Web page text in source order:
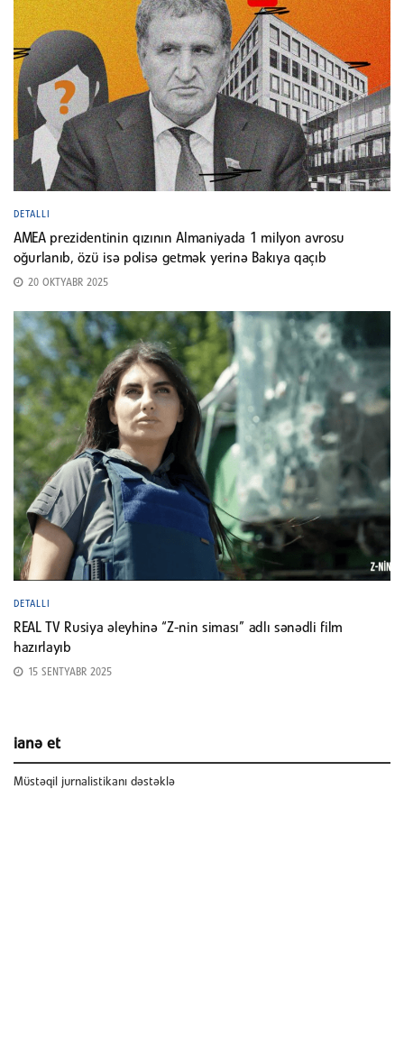
DETALLI
AMEA prezidentinin qızının Almaniyada 1 milyon avrosu
oğurlanıb, özü isə polisə getmək yerinə Bakıya qaçıb
20 OKTYABR 2025
DETALLI
REAL TV Rusiya əleyhinə “Z-nin siması” adlı sənədli film
hazırlayıb
15 SENTYABR 2025
ianə et
Müstəqil jurnalistikanı dəstəklə